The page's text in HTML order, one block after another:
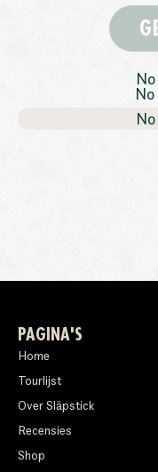
PAGINA'S
Home
Tourlijst
Over Släpstick
Recensies
Shop